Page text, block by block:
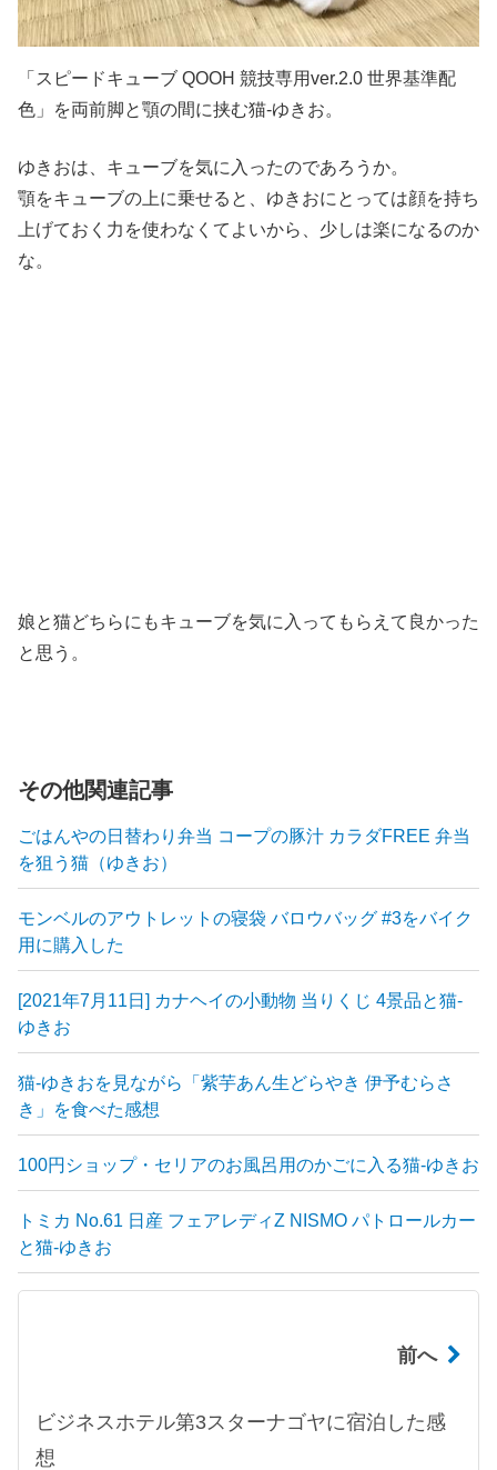
「スピードキューブ QOOH 競技専用ver.2.0 世界基準配
色」を両前脚と顎の間に挟む猫-ゆきお。
ゆきおは、キューブを気に入ったのであろうか。
顎をキューブの上に乗せると、ゆきおにとっては顔を持ち
上げておく力を使わなくてよいから、少しは楽になるのか
な。
娘と猫どちらにもキューブを気に入ってもらえて良かった
と思う。
その他関連記事
ごはんやの日替わり弁当 コープの豚汁 カラダFREE 弁当
を狙う猫（ゆきお）
モンベルのアウトレットの寝袋 バロウバッグ #3をバイク
用に購入した
[2021年7月11日] カナヘイの小動物 当りくじ 4景品と猫-
ゆきお
猫-ゆきおを見ながら「紫芋あん生どらやき 伊予むらさ
き」を食べた感想
100円ショップ・セリアのお風呂用のかごに入る猫-ゆきお
トミカ No.61 日産 フェアレディZ NISMO パトロールカー
と猫-ゆきお
前へ
ビジネスホテル第3スターナゴヤに宿泊した感
想